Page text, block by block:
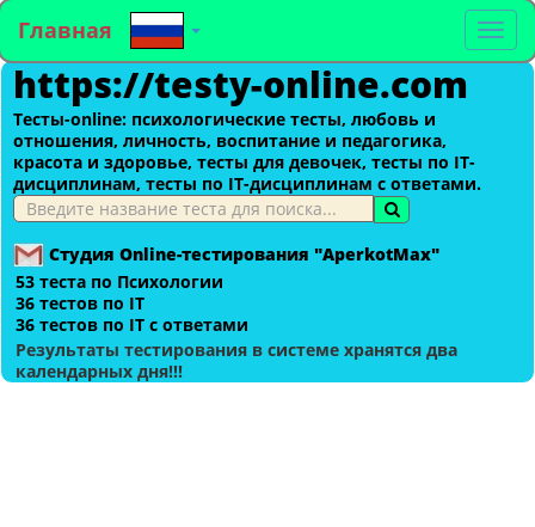
Главная
https://testy-online.com
Тесты-оnline: психологические тесты, любовь и
отношения, личность, воспитание и педагогика,
красота и здоровье, тесты для девочек, тесты по IT-
дисциплинам, тесты по IT-дисциплинам с ответами.
Студия Online-тестирования "AperkotMax"
53 теста по Психологии
36 тестов по IT
36 тестов по IT с ответами
Результаты тестирования в системе хранятся два
календарных дня!!!